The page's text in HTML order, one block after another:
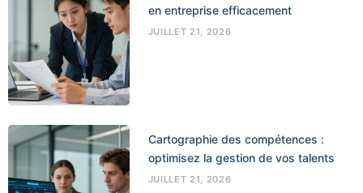
en entreprise efficacement
JUILLET 21, 2026
Cartographie des compétences :
optimisez la gestion de vos talents
JUILLET 21, 2026